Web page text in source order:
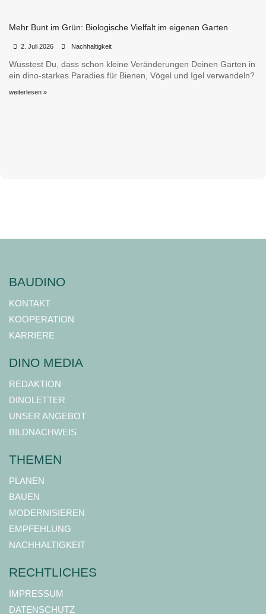
Mehr Bunt im Grün: Biologische Vielfalt im eigenen Garten
2. Juli 2026 Nachhaltigkeit
Wusstest Du, dass schon kleine Veränderungen Deinen Garten in
ein dino-starkes Paradies für Bienen, Vögel und Igel verwandeln?
weiterlesen »
BAUDINO
KONTAKT
KOOPERATION
KARRIERE
DINO MEDIA
REDAKTION
DINOLETTER
UNSER ANGEBOT
BILDNACHWEIS
THEMEN
PLANEN
BAUEN
MODERNISIEREN
EMPFEHLUNG
NACHHALTIGKEIT
RECHTLICHES
IMPRESSUM
DATENSCHUTZ